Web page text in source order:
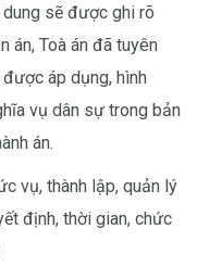
dung sẽ được ghi rõ
án, Toà án đã tuyên
áp dụng, hình
vụ dân sự trong bản
án.
vụ, thành lập, quản lý
định, thời gian, chức